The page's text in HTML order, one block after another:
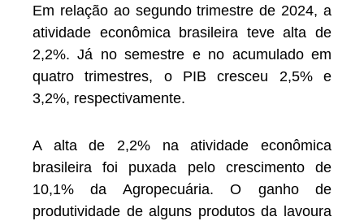
Em relação ao segundo trimestre de 2024, a
atividade econômica brasileira teve alta de
2,2%. Já no semestre e no acumulado em
quatro trimestres, o PIB cresceu 2,5% e
3,2%, respectivamente.
A alta de 2,2% na atividade econômica
brasileira foi puxada pelo crescimento de
10,1% da Agropecuária. O ganho de
produtividade de alguns produtos da lavoura